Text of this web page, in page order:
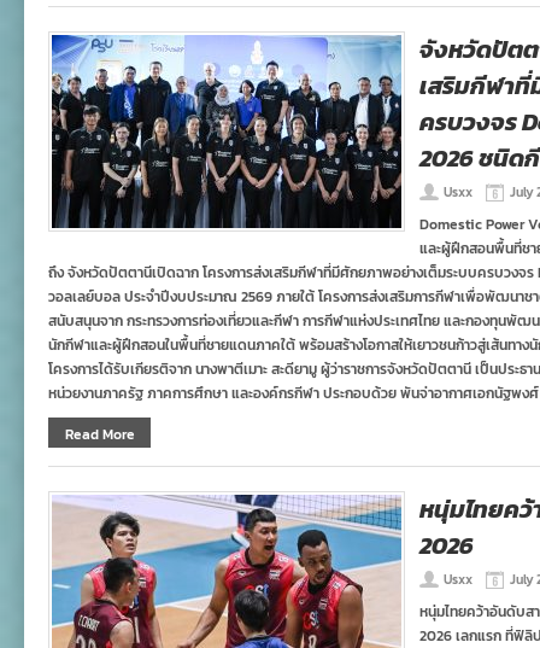
จังหวัดปัตต
เสริมกีฬา
ครบวงจร
2026 ชนิด
Usxx July
Domestic Power
และผู้ฝึกสอนพื้นที่ชา
ถึง จังหวัดปัตตานีเปิดฉาก โครงการส่งเสริมกีฬาที่มีศักยภาพอย่างเต็มระบบครบวงจ
วอลเลย์บอล ประจำปีงบประมาณ 2569 ภายใต้ โครงการส่งเสริมการกีฬาเพื่อพัฒนาช
สนับสนุนจาก กระทรวงการท่องเที่ยวและกีฬา การกีฬาแห่งประเทศไทย และกองทุนพั
นักกีฬาและผู้ฝึกสอนในพื้นที่ชายแดนภาคใต้ พร้อมสร้างโอกาสให้เยาวชนก้าวสู่เส้นทา
โครงการได้รับเกียรติจาก นางพาตีเมาะ สะดียามู ผู้ว่าราชการจังหวัดปัตตานี เป็นประ
หน่วยงานภาครัฐ ภาคการศึกษา และองค์กรกีฬา ประกอบด้วย พันจ่าอากาศเอกนัฐพง
Read More
หนุ่มไทยคว้
2026
Usxx July
หนุ่มไทยคว้าอันดับส
2026 เลกแรก ที่ฟิลิ